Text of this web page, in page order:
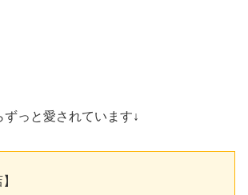
っと愛されています↓